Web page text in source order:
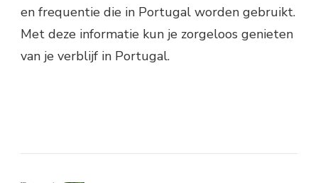
en frequentie die in Portugal worden gebruikt.
Met deze informatie kun je zorgeloos genieten
van je verblijf in Portugal.